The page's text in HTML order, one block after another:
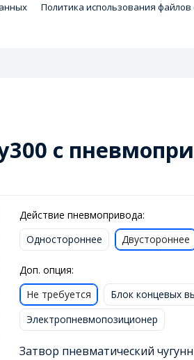
Политика использования файлов
с
Действие пневмопривода:
Одностороннее
Двустороннее
Доп. опция:
Не требуется
Блок концевых
Электропневмопозиционер
Затвор пневматический